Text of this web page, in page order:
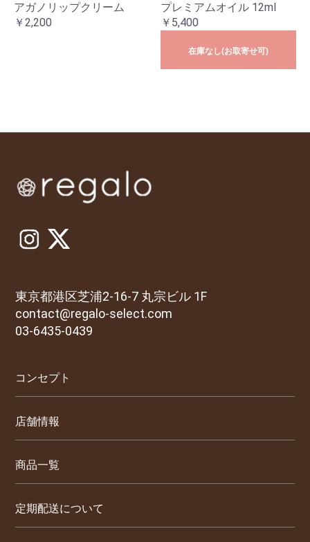
アガノリップクリーム
￥2,200
プレミアムオイル 12ml
￥5,400
在庫なし(お取寄せ可)
東京都港区芝浦2-16-7 丸宗ビル 1F
contact@regalo-select.com
03-6435-0439
コンセプト
店舗情報
商品一覧
定期配送について